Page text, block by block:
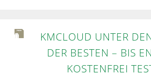
KMCLOUD UNTER
DER BESTEN – BIS
KOSTENFREI